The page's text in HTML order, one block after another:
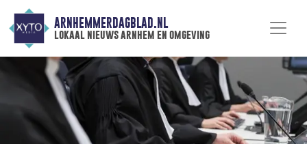
ARNHEMMERDAGBLAD.NL
lokaal nieuws arnhem en omgeving